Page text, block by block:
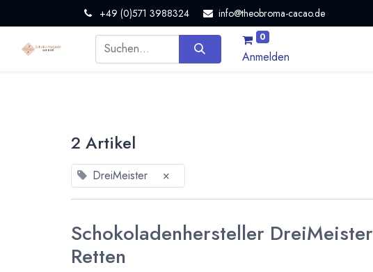
+49 (0)571 3988324 info@theobroma-cacao.de
0
Anmelden
2 Artikel
DreiMeister ×
Schokoladenhersteller
Retten